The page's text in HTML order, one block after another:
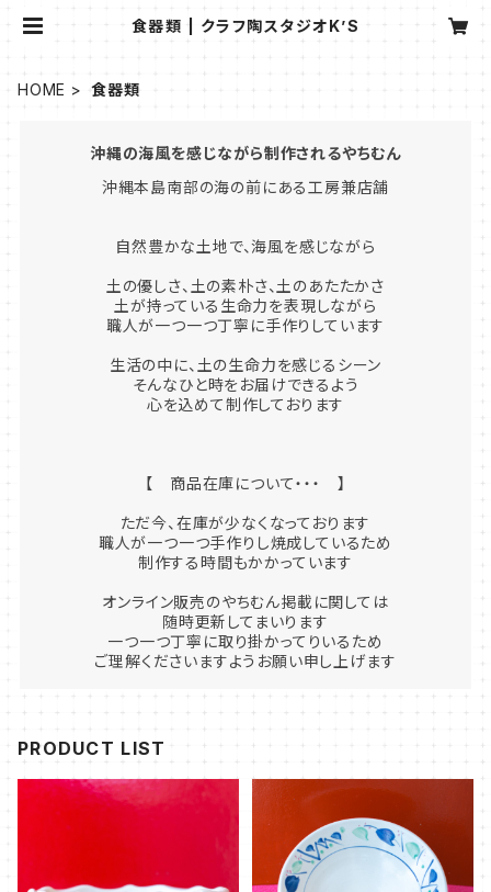
食器類 | クラフ陶スタジオK’S
HOME 食器類
沖縄の海風を感じながら制作されるやちむん
沖縄本島南部の海の前にある工房兼店舗
自然豊かな土地で、海風を感じながら
土の優しさ、土の素朴さ、土のあたたかさ
土が持っている生命力を表現しながら
職人が一つ一つ丁寧に手作りしています
生活の中に、土の生命力を感じるシーン
そんなひと時をお届けできるよう
心を込めて制作しております
【 商品在庫について・・・ 】
ただ今、在庫が少なくなっております
職人が一つ一つ手作りし焼成しているため
制作する時間もかかっています
オンライン販売のやちむん掲載に関しては
随時更新してまいります
一つ一つ丁寧に取り掛かってりいるため
ご理解くださいますようお願い申し上げます
PRODUCT LIST